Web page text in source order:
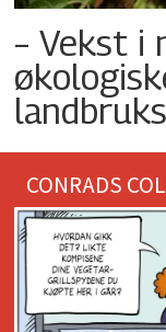
– Vekst i
CONRADS